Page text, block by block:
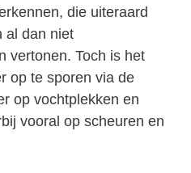
die uiteraard
al dan niet
vertonen. Toch is het
op te sporen via de
op vochtplekken en
vooral op scheuren en